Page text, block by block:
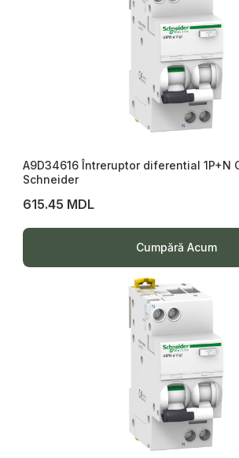
A9D34616 Întreruptor diferential 1P+N
Schneider
615.45 MDL
Cumpără Acum